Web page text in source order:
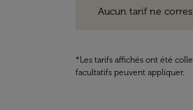
Aucun tarif ne
*Les tarifs affichés ont été
facultatifs peuvent appliquer.